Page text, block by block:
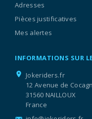
Adresses
Pièces justificatives
Mes alertes
INFORMATIONS SUR
location_on
Jokeriders.fr
12 Avenue de
31560 NAILLOUX
France